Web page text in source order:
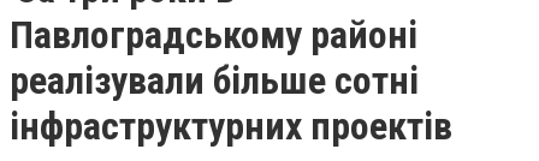
Павлоградському районі
реалізували більше сотні
інфраструктурних проектів